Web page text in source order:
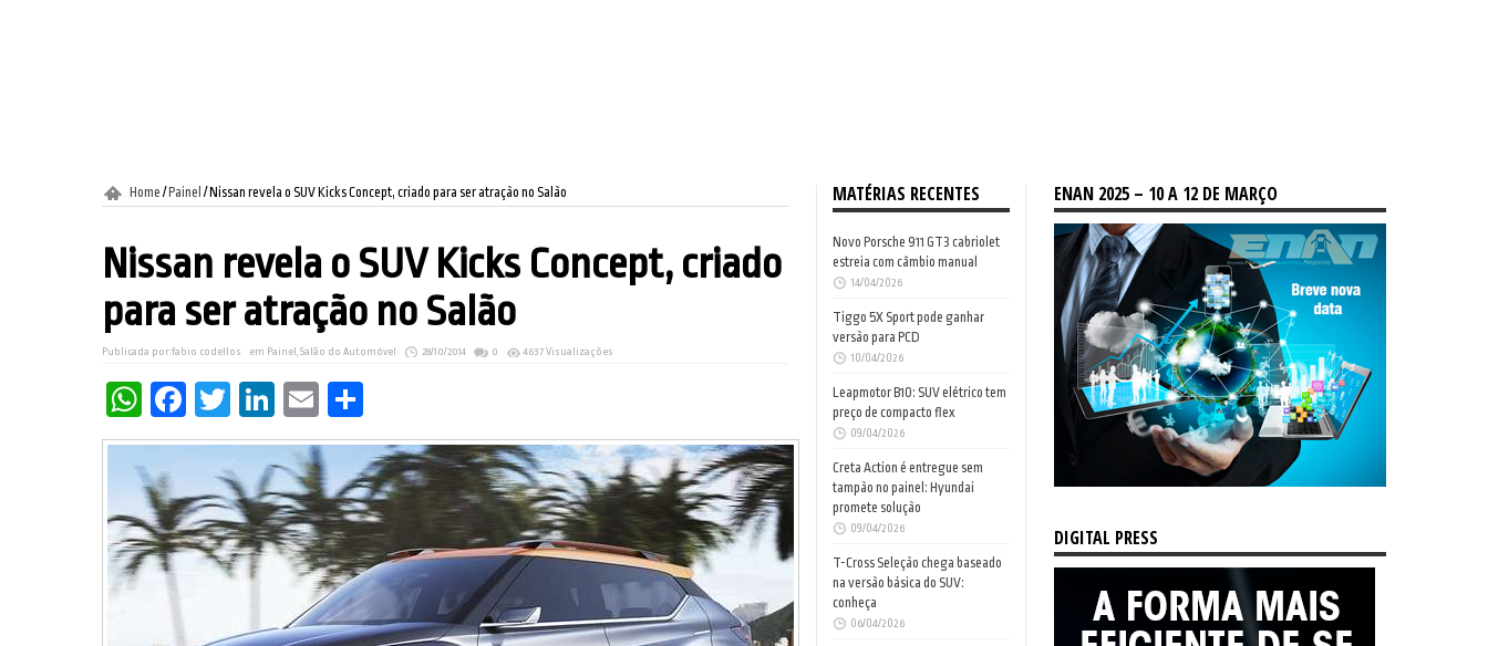
Home / Painel / Nissan revela o SUV Kicks Concept, criado para ser atração no Salão
Nissan revela o SUV Kicks Concept, criado
para ser atração no Salão
Publicada por:fabio codellos em Painel , Salão do Automóvel 28/10/2014 0 4637 Visualizações
WhatsApp
Facebook
Twitter
LinkedIn
Email
MATÉRIAS RECENTES
Novo Porsche 911 GT3 cabriolet
estreia com câmbio manual
14/04/2026
Tiggo 5X Sport pode ganhar
versão para PCD
10/04/2026
Leapmotor B10: SUV elétrico tem
preço de compacto flex
09/04/2026
Creta Action é entregue sem
tampão no painel: Hyundai
promete solução
09/04/2026
T-Cross Seleção chega baseado
na versão básica do SUV:
conheça
06/04/2026
ENAN 2025 – 10 A 12 DE MARÇO
DIGITAL PRESS